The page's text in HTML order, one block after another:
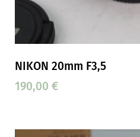
NIKON 20mm F3,5
190,00 €